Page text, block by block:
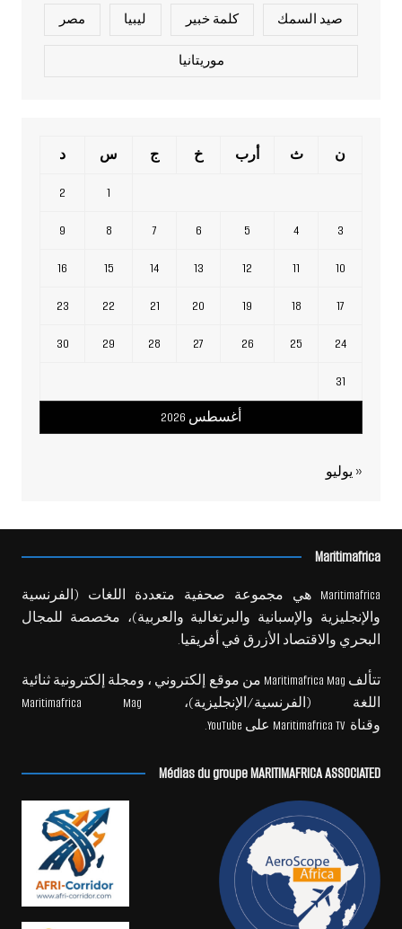
صيد السمك كلمة خبير ليبيا مصر
موريتانيا
أغسطس 2026
ن ث أرب خ ج س د
1
2
3
4
5
6
7
8
9
10
11
12
13
14
15
16
17
18
19
20
21
22
23
24
25
26
27
28
29
30
31
« يوليو
Maritimafrica
Maritimafrica هي مجموعة صحفية متعددة اللغات (الفرنسية
والإنجليزية والإسبانية والبرتغالية والعربية)، مخصصة للمجال
البحري والاقتصاد الأزرق في أفريقيا.
تتألف Maritimafrica Mag من موقع إلكتروني ، ومجلة إلكترونية ثنائية
اللغة (الفرنسية/الإنجليزية)، Maritimafrica Mag
وقناة Maritimafrica TV على YouTube.
Médias du groupe MARITIMAFRICA ASSOCIATED